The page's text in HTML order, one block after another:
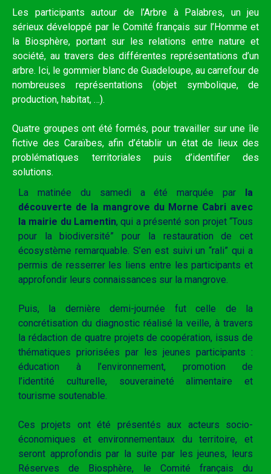
Les participants autour de l’Arbre à Palabres, un jeu
sérieux développé par le Comité français sur l’Homme et
la Biosphère, portant sur les relations entre nature et
société, au travers des différentes représentations d’un
arbre. Ici, le gommier blanc de Guadeloupe, au carrefour de
nombreuses représentations (objet symbolique, de
production, habitat, …).
Quatre groupes ont été formés, pour travailler sur une île
fictive des Caraïbes, afin d’établir un état de lieux des
problématiques territoriales puis d’identifier des
solutions.
La matinée du samedi a été marquée par
la
découverte de la mangrove du Morne Cabri avec
la mairie du Lamentin, qui a présenté son projet “Tous
pour la biodiversité” pour la restauration de cet
écosystème remarquable. S’en est suivi un “rali” qui a
permis de resserrer les liens entre les participants et
approfondir leurs connaissances sur la mangrove.
Puis, la dernière demi-journée fut celle de la
concrétisation du diagnostic réalisé la veille, à travers
la rédaction de quatre projets de coopération, issus de
thématiques priorisées par les jeunes participants :
éducation à l’environnement, promotion de
l’identité culturelle, souveraineté alimentaire et
tourisme soutenable.
Ces projets ont été présentés aux acteurs socio-
économiques et environnementaux du territoire, et
seront approfondis par la suite par les jeunes, leurs
Réserves de Biosphère, le Comité français du